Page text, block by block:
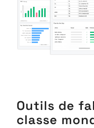
Outils de
classe